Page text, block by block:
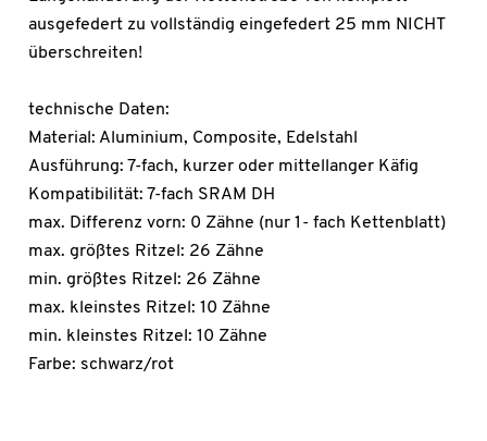
ausgefedert zu vollständig eingefedert 25 mm NICHT
überschreiten!
technische Daten:
Material: Aluminium, Composite, Edelstahl
Ausführung: 7-fach, kurzer oder mittellanger Käfig
Kompatibilität: 7-fach SRAM DH
max. Differenz vorn: 0 Zähne (nur 1- fach Kettenblatt)
max. größtes Ritzel: 26 Zähne
min. größtes Ritzel: 26 Zähne
max. kleinstes Ritzel: 10 Zähne
min. kleinstes Ritzel: 10 Zähne
Farbe: schwarz/rot